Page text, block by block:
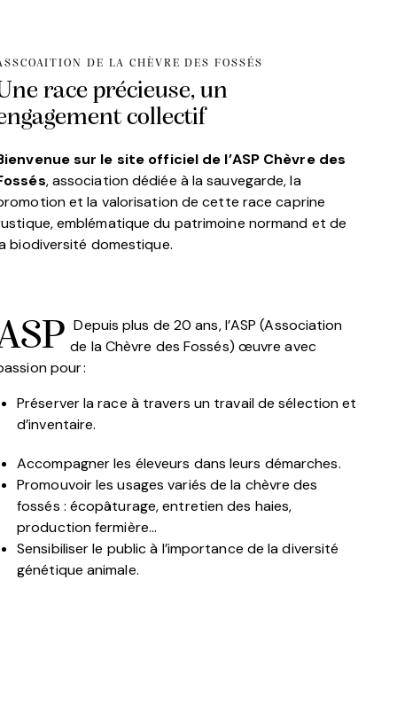
DE LA CHÈVRE DES FOSSÉS
race précieuse, un
collectif
sur le site officiel de l’ASP Chèvre des
, association dédiée à la sauvegarde, la
et la valorisation de cette race caprine
emblématique du patrimoine normand et de
biodiversité domestique.
Depuis plus de 20 ans, l’ASP (Association
de la Chèvre des Fossés) œuvre avec
pour :
Préserver la race à travers un travail de sélection et
d’inventaire.
Accompagner les éleveurs dans leurs démarches.
Promouvoir les usages variés de la chèvre des
fossés : écopâturage, entretien des haies,
production fermière…
Sensibiliser le public à l’importance de la diversité
génétique animale.